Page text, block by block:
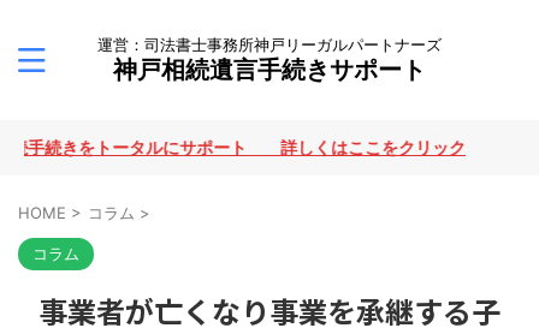
運営：司法書士事務所神戸リーガルパートナーズ
神戸相続遺言手続きサポート
続きをトータルにサポート 詳しくはここをクリック
HOME > コラム >
コラム
事業者が亡くなり事業を承継する子